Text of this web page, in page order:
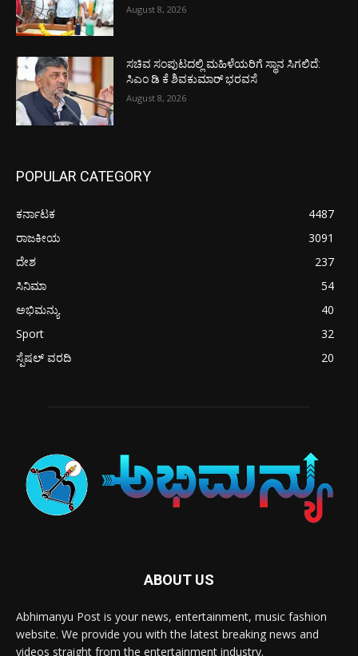
August 8, 2026
ಸಚಿವ ಸಂಪುಟದಲ್ಲಿ ಮಹಿಳೆಯರಿಗೆ ಸ್ಥಾನ ಸಿಗಲಿದೆ:
ಸಿಎಂ ಡಿ ಕೆ ಶಿವಕುಮಾರ್ ಭರವಸೆ
August 8, 2026
POPULAR CATEGORY
ಕರ್ನಾಟಕ
4487
ರಾಜಕೀಯ
3091
ದೇಶ
237
ಸಿನಿಮಾ
54
ಅಭಿಮನ್ಯು
40
Sport
32
ಸ್ಪೆಷಲ್ ವರದಿ
20
ABOUT US
Abhimanyu Post is your news, entertainment, music fashion
website. We provide you with the latest breaking news and
videos straight from the entertainment industry.